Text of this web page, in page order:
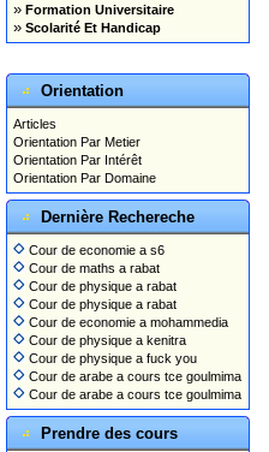
» Formation Universitaire
» Scolarité Et Handicap
Orientation
Articles
Orientation Par Metier
Orientation Par Intérêt
Orientation Par Domaine
Dernière Rechereche
Cour de economie a s6
Cour de maths a rabat
Cour de physique a rabat
Cour de physique a rabat
Cour de economie a mohammedia
Cour de physique a kenitra
Cour de physique a fuck you
Cour de arabe a cours tce goulmima
Cour de arabe a cours tce goulmima
Prendre des cours